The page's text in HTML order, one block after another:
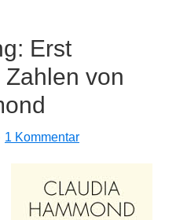
über
Geld
Erst
von
1 Kommentar